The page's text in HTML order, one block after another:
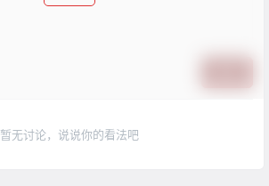
暂无讨论，说说你的看法吧